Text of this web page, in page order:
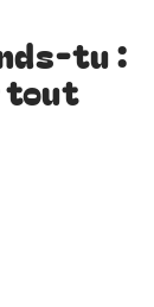
tu :
tout